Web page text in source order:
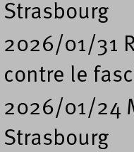
Strasbourg
2026/01/31
contre le
2026/01/24
Strasbourg